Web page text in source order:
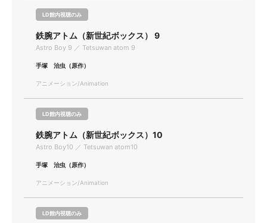
LD館内視聴のみ
鉄腕アトム（新世紀ボックス） 9
Astro Boy 9 ／ Tetsuwan atom 9
手塚 治虫（原作）
アニメーション/Animation
LD館内視聴のみ
鉄腕アトム（新世紀ボックス）10
Astro Boy10 ／ Tetsuwan atom10
手塚 治虫（原作）
アニメーション/Animation
LD館内視聴のみ